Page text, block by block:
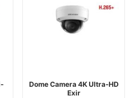
Dome Camera 4K Ultra-HD
Exir